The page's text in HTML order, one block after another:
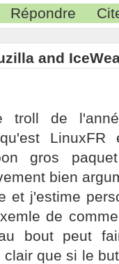
Répondre
and
troll de
qu'est
gros
bien
et j'estime
de
bout peut
clair que si le